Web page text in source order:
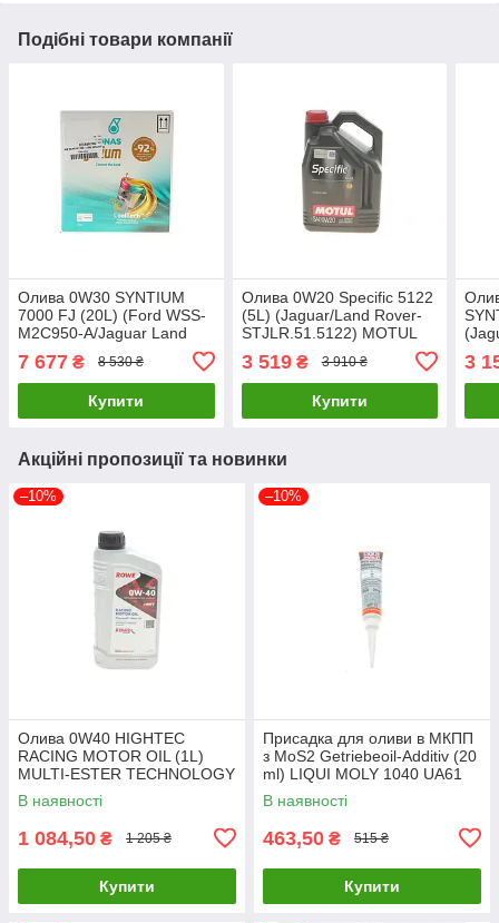
Подібні товари компанії
Олива 0W30 SYNTIUM
7000 FJ (20L) (Ford WSS-
M2C950-A/Jaguar Land
(ACEA C2) 70670RY1EU
UA61
7 677 ₴ 8 530 ₴
Купити
Олива 0W20 Specific 5122
(5L) (Jaguar/Land Rover-
STJLR.51.5122) MOTUL
3 519₴ 3 910 ₴
Купити
3
Акційні пропозиції та новинки
–10%
Олива 0W40 HIGHTEC
RACING MOTOR OIL (1L)
MULTI-ESTER TECHNOLOGY
ROWE 20092-0010-99 UA61
В наявності
1 084,50 ₴ 1 205 ₴
Купити
–10%
Присадка для оливи в МКПП
з MoS2 Getriebeoil-Additiv (20
ml) LIQUI MOLY 1040 UA61
В наявності
463,50 ₴ 515 ₴
Купити